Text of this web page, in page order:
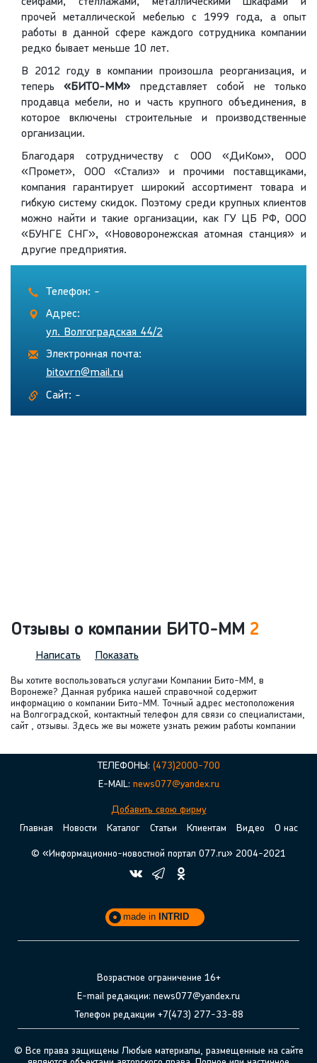
сейфами, стеллажами, металлическими шкафами и
прочей металлической мебелью с 1999 года, а опыт
работы в данной сфере каждого сотрудника компании
редко бывает меньше 10 лет.
В 2012 году в компании произошла реорганизация, и
теперь«БИТО-ММ» представляет собой не только
продавца мебели, но и часть крупного объединения, в
которое включены строительные и производственные
организации.
Благодаря сотрудничеству с ООО «ДиКом», ООО
«Промет», ООО «Стализ» и прочими поставщиками,
компания гарантирует широкий ассортимент товара и
гибкую систему скидок. Поэтому среди крупных клиентов
можно найти и такие организации, как ГУ ЦБ РФ, ООО
«БУНГЕ СНГ», «Нововоронежская атомная станция» и
другие предприятия.
Телефон: -
Адрес:
ул. Волгоградская 44/2
Электронная почта:
bitovrn@mail.ru
Сайт: -
Отзывы о компании БИТО-ММ 2
Написать Показать
Вы хотите воспользоваться услугами Компании Бито-ММ, в
Воронеже? Данная рубрика нашей справочной содержит
информацию о компании Бито-ММ. Точный адрес местоположения
на Волгоградской, контактный телефон для связи со специалистами,
сайт , отзывы. Здесь же вы можете узнать режим работы компании
ТЕЛЕФОНЫ: (473)2000-700
E-MAIL: news077@yandex.ru
Добавить свою фирму
Главная
Новости Каталог Статьи Клиентам Видео О нас
© «Информационно-новостной портал 077.ru» 2004-2021
made in INTRID
Возрастное ограничение 16+
E-mail редакции: news077@yandex.ru
Телефон редакции +7(473) 277-33-88
© Все права защищены Любые материалы, размещенные на сайте